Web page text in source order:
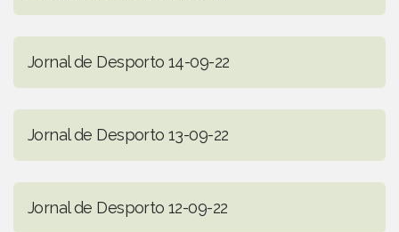
Jornal de Desporto 14-09-22
Jornal de Desporto 13-09-22
Jornal de Desporto 12-09-22